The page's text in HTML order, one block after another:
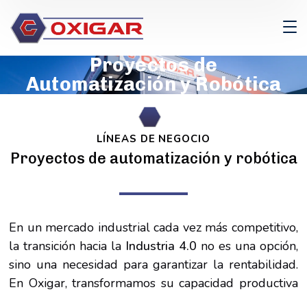
Proyectos de
Automatización y Robótica
LÍNEAS DE NEGOCIO
Proyectos de automatización y robótica
En un mercado industrial cada vez más competitivo,
la transición hacia la Industria 4.0 no es una opción,
sino una necesidad para garantizar la rentabilidad.
En Oxigar, transformamos su capacidad productiva